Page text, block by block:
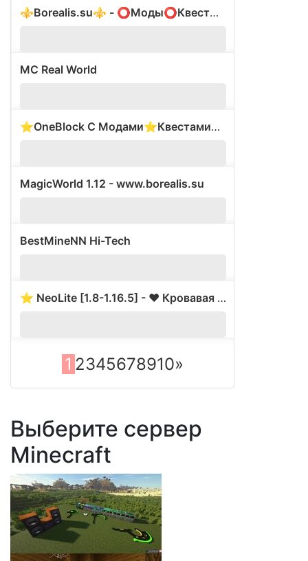
⚜️Borealis.su⚜️ - ⭕️Моды⭕️Квесты⭕️Батлпасс⭕️
MC Real World
⭐OneBlock С Модами⭐Квестами❤️Генератор ресурсов❤️
MagicWorld 1.12 - www.borealis.su
BestMineNN Hi-Tech
⭐ NeoLite [1.8-1.16.5] - ❤️ Кровавая луна! ❤️
1 2345678910»
Выберите сервер
Minecraft